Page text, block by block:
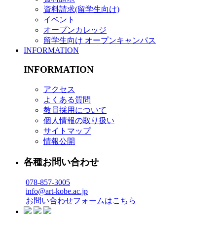
資料請求(留学生向け)
イベント
オープンカレッジ
留学生向け オープンキャンパス
INFORMATION
INFORMATION
アクセス
よくある質問
教員採用について
個人情報の取り扱い
サイトマップ
情報公開
各種お問い合わせ
078-857-3005
info@art-kobe.ac.jp
お問い合わせフォームはこちら